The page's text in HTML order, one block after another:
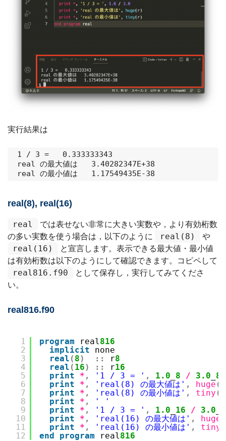
実行結果は
1 / 3 =   0.333333343
real の最大値は   3.40282347E+38
real(8), real(16)
real
では表せない非常に大きい実数や，より有効桁数
の多い実数を使う場合は，以下のように
real(8) や
real(16)
と宣言します。表示できる最大値・最小値
は有効桁数は以下のようにして確認できます。コピペして
real816.f90
として保存し，実行してみてくださ
い。
real816.f90
1
2
3
4
5
6
7
8
9
10
11
12
program real 816
implicit
none
real ( 8) :: r8
real ( 16) :: r16
print
* , '1 / 3 = ' , 1.0 8 / 3.0
8
print
* , 'real(8) の最大値は' , huge (
print
* , 'real(8) の最小値は' , tiny (
print
* ,
' '
print
* , '1 / 3 = ' , 1.0 16 / 3.0
print
* , 'real(16) の最大値は' , huge
print
* , 'real(16) の最小値は' , tiny
end
program real 816